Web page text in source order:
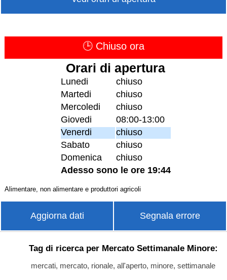
🕒 Chiuso ora
Orari di apertura
Lunedi
chiuso
Martedi
chiuso
Mercoledi
chiuso
Giovedi
08:00-13:00
Venerdi
chiuso
Sabato
chiuso
Domenica
chiuso
Adesso sono le ore 19:44
Alimentare, non alimentare e produttori agricoli
Aggiorna dati Segnala errore
Tag di ricerca per Mercato Settimanale Minore:
mercati, mercato, rionale, all'aperto, minore, settimanale